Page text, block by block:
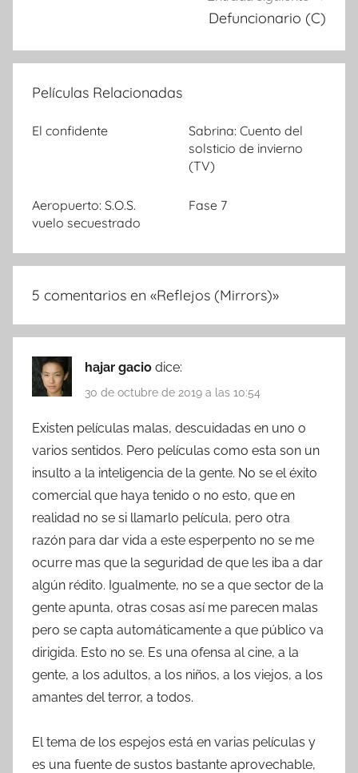
Defuncionario (C)
Películas Relacionadas
El confidente
Sabrina: Cuento del
solsticio de invierno
(TV)
Aeropuerto: S.O.S.
vuelo secuestrado
Fase 7
5 comentarios en «Reflejos (Mirrors)»
hajar gacio dice:
30 de octubre de 2019 a las 10:54
Existen películas malas, descuidadas en uno o
varios sentidos. Pero películas como esta son un
insulto a la inteligencia de la gente. No se el éxito
comercial que haya tenido o no esto, que en
realidad no se si llamarlo película, pero otra
razón para dar vida a este esperpento no se me
ocurre mas que la seguridad de que les iba a dar
algún rédito. Igualmente, no se a que sector de la
gente apunta, otras cosas así me parecen malas
pero se capta automáticamente a que público va
dirigida. Esto no se. Es una ofensa al cine, a la
gente, a los adultos, a los niños, a los viejos, a los
amantes del terror, a todos.
El tema de los espejos está en varias películas y
es una fuente de sustos bastante aprovechable,